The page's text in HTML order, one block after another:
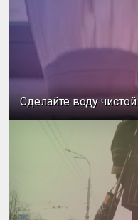
Сделайте воду чистой